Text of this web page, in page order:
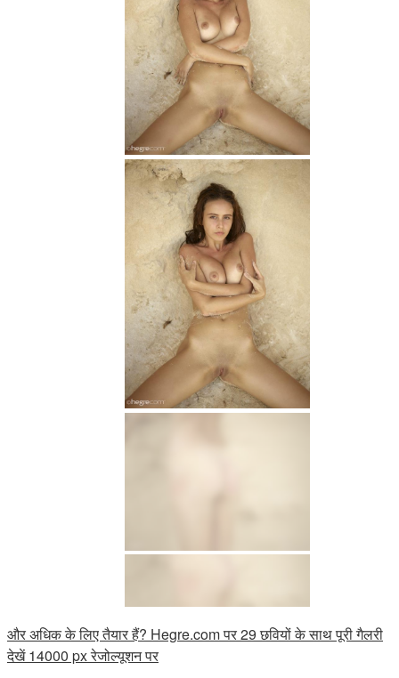
और अधिक के लिए तैयार हैं? Hegre.com पर 29 छवियों के साथ पूरी गैलरी
देखें 14000 px रेजोल्यूशन पर